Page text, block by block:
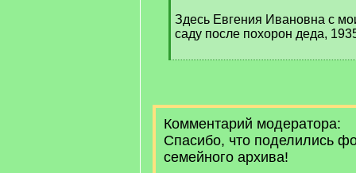
Здесь Евгения Ивановна с
саду после похорон деда,
Комментарий модератора:
Спасибо, что поделились
семейного архива!